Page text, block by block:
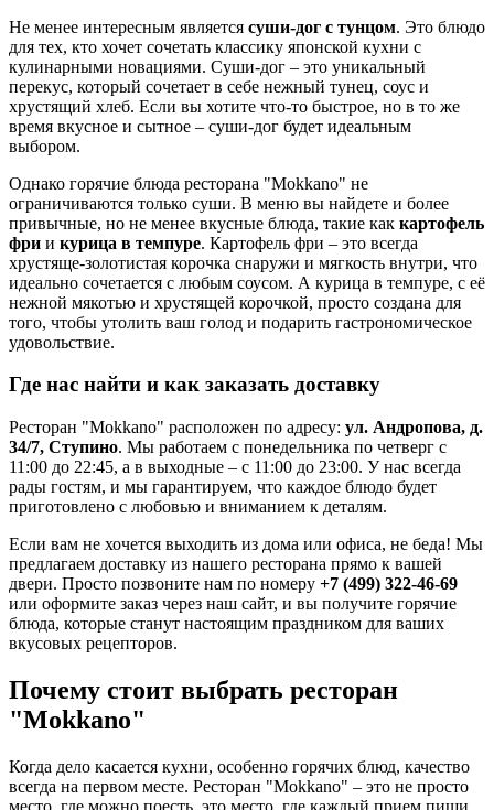
Не менее интересным является суши-дог с тунцом. Это блюдо
для тех, кто хочет сочетать классику японской кухни с
кулинарными новациями. Суши-дог – это уникальный
перекус, который сочетает в себе нежный тунец, соус и
хрустящий хлеб. Если вы хотите что-то быстрое, но в то же
время вкусное и сытное – суши-дог будет идеальным
выбором.
Однако горячие блюда ресторана "Mokkano" не
ограничиваются только суши. В меню вы найдете и более
привычные, но не менее вкусные блюда, такие как картофель
фри и курица в темпуре. Картофель фри – это всегда
хрустяще-золотистая корочка снаружи и мягкость внутри, что
идеально сочетается с любым соусом. А курица в темпуре, с её
нежной мякотью и хрустящей корочкой, просто создана для
того, чтобы утолить ваш голод и подарить гастрономическое
удовольствие.
Где нас найти и как заказать доставку
Ресторан "Mokkano" расположен по адресу: ул. Андропова, д.
34/7, Ступино. Мы работаем с понедельника по четверг с
11:00 до 22:45, а в выходные – с 11:00 до 23:00. У нас всегда
рады гостям, и мы гарантируем, что каждое блюдо будет
приготовлено с любовью и вниманием к деталям.
Если вам не хочется выходить из дома или офиса, не беда! Мы
предлагаем доставку из нашего ресторана прямо к вашей
двери. Просто позвоните нам по номеру +7 (499) 322-46-69
или оформите заказ через наш сайт, и вы получите горячие
блюда, которые станут настоящим праздником для ваших
вкусовых рецепторов.
Почему стоит выбрать ресторан
"Mokkano"
Когда дело касается кухни, особенно горячих блюд, качество
всегда на первом месте. Ресторан "Mokkano" – это не просто
место, где можно поесть, это место, где каждый прием пищи